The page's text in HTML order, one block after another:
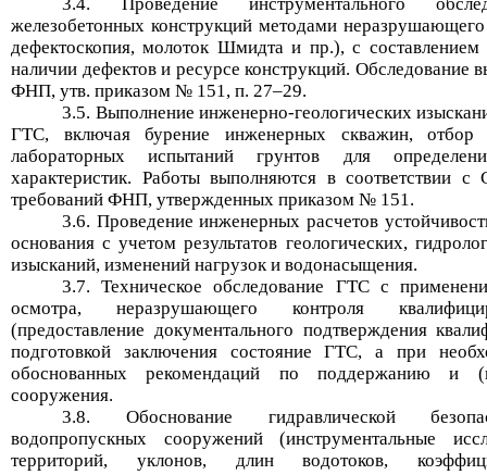
железобетонных конструкций методами неразрушающего
дефектоскопия, молоток Шмидта и пр.), с составлением
наличии дефектов и ресурсе конструкций. Обследование
ФНП, утв. приказом № 151, п. 27–29.
3.5. Выполнение инженерно-геологических
ГТС, включая бурение инженерных скважин, отбор
лабораторных испытаний грунтов для
характеристик. Работы выполняются в соответствии
требований ФНП, утвержденных приказом № 151.
3.6. Проведение инженерных расчетов
основания с учетом результатов геологических,
изысканий, изменений нагрузок и водонасыщения.
3.7. Техническое обследование ГТС с
осмотра, неразрушающего контроля
(предоставление документального подтверждения
подготовкой заключения состояние ГТС, а при
обоснованных рекомендаций по поддержанию и
сооружения.
3.8. Обоснование гидравлической
водопропускных сооружений (инструментальные
территорий, уклонов, длин водотоков,